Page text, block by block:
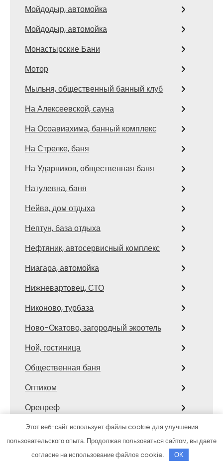
Мойдодыр, автомойка
Мойдодыр, автомойка
Монастырские Бани
Мотор
Мыльня, общественный банный клуб
На Алексеевской, сауна
На Осоавиахима, банный комплекс
На Стрелке, баня
На Ударников, общественная баня
Натулевна, баня
Нейва, дом отдыха
Нептун, база отдыха
Нефтяник, автосервисный комплекс
Ниагара, автомойка
Нижневартовец, СТО
Никоново, турбаза
Ново-Окатово, загородный экоотель
Ной, гостиница
Общественная баня
Оптиком
Оренреф
Отара, семейный гостевой дом
Павловское подворье, гостевой дом
Этот веб-сайт использует файлы cookie для улучшения
пользовательского опыта. Продолжая пользоваться сайтом, вы даете
согласие на использование файлов cookie.
OK